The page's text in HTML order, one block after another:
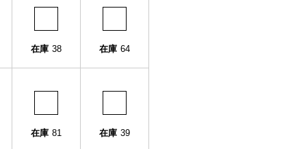
在庫 38 在庫 64
在庫 81 在庫 39